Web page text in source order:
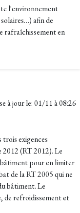
l'environnement
afin de
rafraîchissement en
à jour le:01/11 à 08:26
trois exigences
(RT 2012). Le
pour en limiter
de la RT 2005 qui ne
bâtiment. Le
de refroidissement et